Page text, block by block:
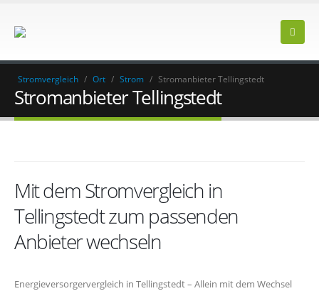
Stromvergleich / Ort / Strom / Stromanbieter Tellingstedt
Stromanbieter Tellingstedt
Mit dem Stromvergleich in
Tellingstedt zum passenden
Anbieter wechseln
Energieversorgervergleich in Tellingstedt – Allein mit dem Wechsel